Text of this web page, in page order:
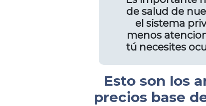
de salud de
el sistema
menos
tú necesites
Esto son los
precios base